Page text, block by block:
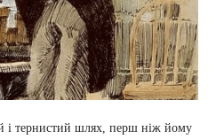
і тернистий шлях, перш ніж йому